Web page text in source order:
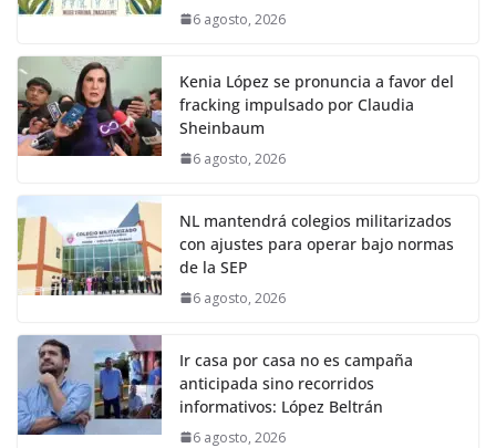
6 agosto, 2026
Kenia López se pronuncia a favor del
fracking impulsado por Claudia
Sheinbaum
6 agosto, 2026
NL mantendrá colegios militarizados
con ajustes para operar bajo normas
de la SEP
6 agosto, 2026
Ir casa por casa no es campaña
anticipada sino recorridos
informativos: López Beltrán
6 agosto, 2026